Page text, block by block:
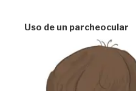
Uso de un parcheocular